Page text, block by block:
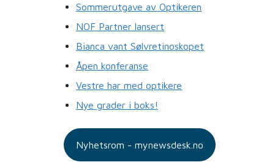
Sommerutgave av Optikeren
NOF Partner lansert
Bianca vant Sølvretinoskopet
Åpen konferanse
Vestre har med optikere
Nye grader i boks!
Nyhetsrom - mynewsdesk.no